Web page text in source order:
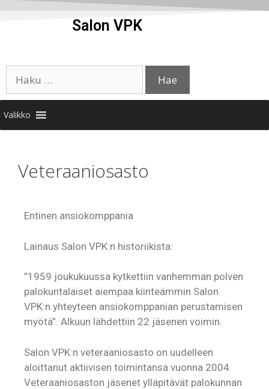
Salon VPK
Valikko
Veteraaniosasto
Entinen ansiokomppania
Lainaus Salon VPK:n historiikista:
”1959 joukukuussa kytkettiin vanhemman polven
palokuntalaiset aiempaa kiinteämmin Salon
VPK:n yhteyteen ansiokomppanian perustamisen
myötä”. Alkuun lähdettiin 22 jäsenen voimin.
Salon VPK:n veteraaniosasto on uudelleen
aloittanut aktiivisen toimintansa vuonna 2004.
Veteraaniosaston jäsenet ylläpitävät palokunnan